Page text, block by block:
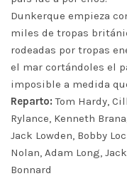
Dunkerque empieza
miles de tropas
rodeadas por tropas
el mar cortándoles el
imposible a medida
Reparto: Tom Hardy,
Rylance, Kenneth
Jack Lowden, Bobby
Nolan, Adam Long,
Bonnard